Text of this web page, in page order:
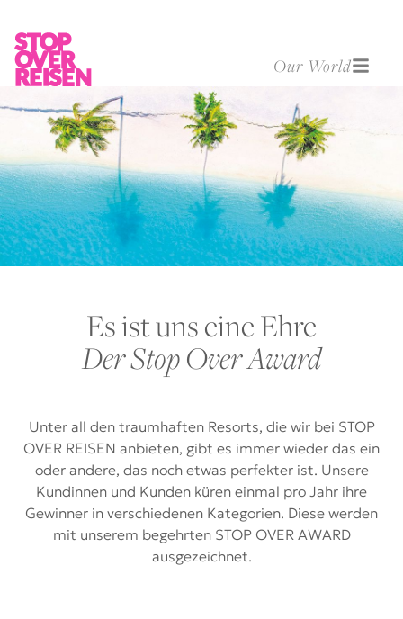
Our World
Es ist uns eine Ehre
Der Stop Over Award
Unter all den traumhaften Resorts, die wir bei STOP
OVER REISEN anbieten, gibt es immer wieder das ein
oder andere, das noch etwas perfekter ist. Unsere
Kundinnen und Kunden küren einmal pro Jahr ihre
Gewinner in verschiedenen Kategorien. Diese werden
mit unserem begehrten STOP OVER AWARD
ausgezeichnet.